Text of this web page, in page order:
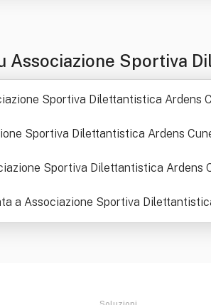
Associazione Sportiva
Sportiva Dilettantistica Ardens
Sportiva Dilettantistica Ardens
Sportiva Dilettantistica Ardens
a Associazione Sportiva